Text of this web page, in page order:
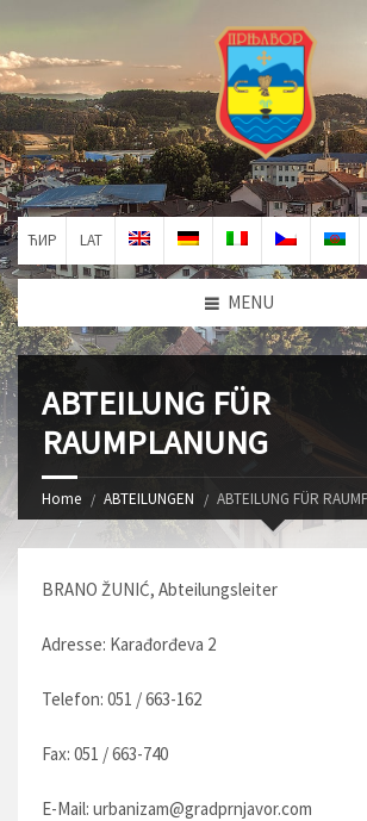
ЋИР LAT
MENU
ABTEILUNG FÜR
RAUMPLANUNG
Home ABTEILUNGEN ABTEILUNG FÜR
BRANO ŽUNIĆ, Abteilungsleiter
Adresse: Karađorđeva 2
Telefon: 051 / 663-162
Fax: 051 / 663-740
E-Mail: urbanizam@gradprnjavor.com